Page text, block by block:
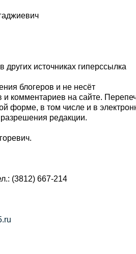
источниках гиперссылка
блогеров и не несёт
и комментариев на сайте.
форме, в том числе и в
редакции.
(3812) 667-214